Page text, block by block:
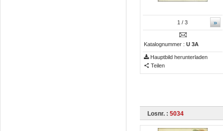
»
1 / 3
Katalognummer : U 3A
Hauptbild herunterladen
Teilen
Losnr. : 5034